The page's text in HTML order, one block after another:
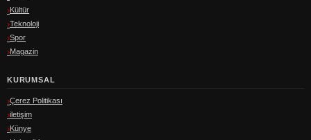
Kültür
Teknoloji
Spor
Magazin
KURUMSAL
Çerez Politikası
iletişim
Künye